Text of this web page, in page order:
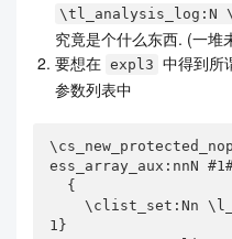
\tl_analysis_log:N
究竟是个什么东西. (一堆
要想在 expl3 中得到所
参数列表中
ess_array_aux:nnN
    \clist_set:Nn \l__skyrmion_tmp_clist {#
1}